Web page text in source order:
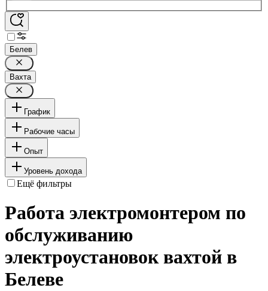
Белев
Вахта
График
Рабочие часы
Опыт
Уровень дохода
Ещё фильтры
Работа электромонтером по
обслуживанию
электроустановок вахтой в
Белеве